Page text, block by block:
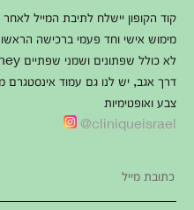
קוד הקופון יישלח לתיבת המייל
מימוש אישי וחד פעמי ברכישה
לא כולל שפתונים ושמני שפתיים Black/Pink/Nude Honey
דרך אגב, יש לנו גם עמוד אינסטגרם
צבע ואופטימיות
cliniqueisrael@